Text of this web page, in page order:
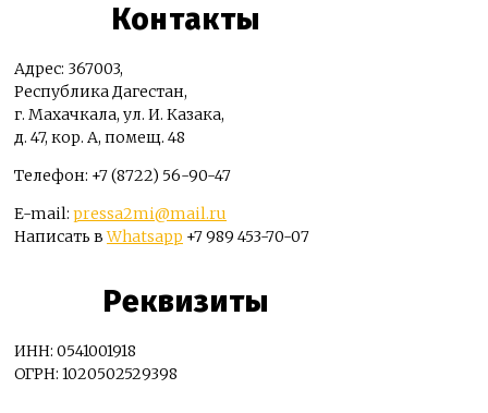
Контакты
Адрес: 367003,
Республика Дагестан,
г. Махачкала, ул. И. Казака,
д. 47, кор. А, помещ. 48
Телефон: +7 (8722) 56-90-47
E-mail: pressa2mi@mail.ru
Написать вWhatsapp +7 989 453-70-07
Реквизиты
ИНН: 0541001918
ОГРН: 1020502529398